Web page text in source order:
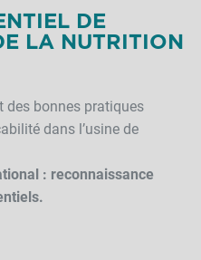
DE
LA NUTRITION
des bonnes pratiques
dans l’usine de
: reconnaissance